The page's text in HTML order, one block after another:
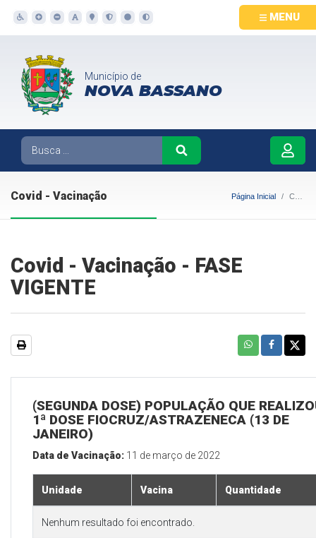
MENU
Município de
NOVA BASSANO
Covid - Vacinação Página Inicial Covid - Vacinação
Covid - Vacinação - FASE
VIGENTE
(SEGUNDA DOSE) POPULAÇÃO QUE
1ª DOSE FIOCRUZ/ASTRAZENECA (13 DE
JANEIRO)
Data de Vacinação: 11 de março de 2022
Unidade Vacina Quantidade
Nenhum resultado foi encontrado.